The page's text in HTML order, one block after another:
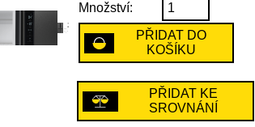
Množství:
PŘIDAT DO
KOŠÍKU
PŘIDAT KE
SROVNÁNÍ